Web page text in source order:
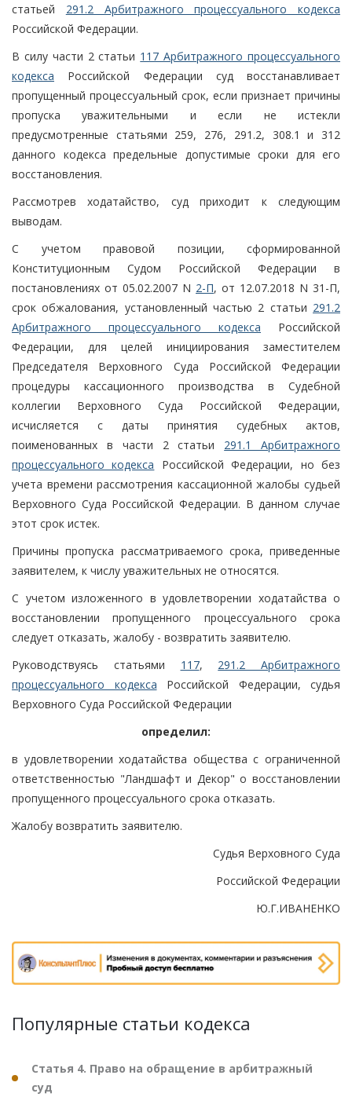
статьей 291.2 Арбитражного процессуального кодекса
Российской Федерации.
В силу части 2 статьи 117 Арбитражного процессуального
кодекса Российской Федерации суд восстанавливает
пропущенный процессуальный срок, если признает причины
пропуска уважительными и если не истекли
предусмотренные статьями 259, 276, 291.2, 308.1 и 312
данного кодекса предельные допустимые сроки для его
восстановления.
Рассмотрев ходатайство, суд приходит к следующим
выводам.
С учетом правовой позиции, сформированной
Конституционным Судом Российской Федерации в
постановлениях от 05.02.2007 N 2-П, от 12.07.2018 N 31-П,
срок обжалования, установленный частью 2 статьи 291.2
Арбитражного процессуального кодекса Российской
Федерации, для целей инициирования заместителем
Председателя Верховного Суда Российской Федерации
процедуры кассационного производства в Судебной
коллегии Верховного Суда Российской Федерации,
исчисляется с даты принятия судебных актов,
поименованных в части 2 статьи 291.1 Арбитражного
процессуального кодекса Российской Федерации, но без
учета времени рассмотрения кассационной жалобы судьей
Верховного Суда Российской Федерации. В данном случае
этот срок истек.
Причины пропуска рассматриваемого срока, приведенные
заявителем, к числу уважительных не относятся.
С учетом изложенного в удовлетворении ходатайства о
восстановлении пропущенного процессуального срока
следует отказать, жалобу - возвратить заявителю.
Руководствуясь статьями 117, 291.2 Арбитражного
процессуального кодекса Российской Федерации, судья
Верховного Суда Российской Федерации
определил:
в удовлетворении ходатайства общества с ограниченной
ответственностью "Ландшафт и Декор" о восстановлении
пропущенного процессуального срока отказать.
Жалобу возвратить заявителю.
Судья Верховного Суда
Российской Федерации
Ю.Г.ИВАНЕНКО
Популярные статьи кодекса
Статья 4. Право на обращение в арбитражный
суд